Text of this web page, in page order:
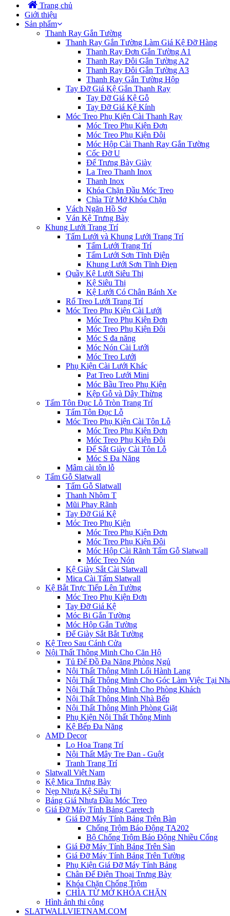
Trang chủ
Giới thiệu
Sản phẩm
Thanh Ray Gắn Tường
Thanh Ray Gắn Tường Làm Giá Kệ Đỡ Hàng
Thanh Ray Đơn Gắn Tường A1
Thanh Ray Đôi Gắn Tường A2
Thanh Ray Đôi Gắn Tường A3
Thanh Ray Gắn Tường Hộp
Tay Đỡ Giá Kệ Gắn Thanh Ray
Tay Đỡ Giá Kệ Gỗ
Tay Đỡ Giá Kệ Kính
Móc Treo Phụ Kiện Cài Thanh Ray
Móc Treo Phụ Kiện Đơn
Móc Treo Phụ Kiện Đôi
Móc Hộp Cài Thanh Ray Gắn Tường
Cốc Đỡ U
Đế Trưng Bày Giày
La Treo Thanh Inox
Thanh Inox
Khóa Chặn Đầu Móc Treo
Chìa Từ Mở Khóa Chặn
Vách Ngăn Hồ Sơ
Ván Kệ Trưng Bày
Khung Lưới Trang Trí
Tấm Lưới và Khung Lưới Trang Trí
Tấm Lưới Trang Trí
Tấm Lưới Sơn Tĩnh Điện
Khung Lưới Sơn Tĩnh Điẹn
Quầy Kệ Lưới Siêu Thị
Kệ Siêu Thị
Kệ Lưới Có Chân Bánh Xe
Rổ Treo Lưới Trang Trí
Móc Treo Phụ Kiện Cài Lưới
Móc Treo Phụ Kiện Đơn
Móc Treo Phụ Kiện Đôi
Móc S đa năng
Móc Nón Cài Lưới
Móc Treo Lưới
Phụ Kiện Cài Lưới Khác
Pat Treo Lưới Mini
Móc Bầu Treo Phụ Kiện
Kệp Gỗ và Dây Thừng
Tấm Tôn Đục Lỗ Tròn Trang Trí
Tấm Tôn Đục Lỗ
Móc Treo Phụ Kiện Cài Tôn Lỗ
Móc Treo Phụ Kiện Đơn
Móc Treo Phụ Kiện Đôi
Đế Sắt Giày Cài Tôn Lỗ
Móc S Đa Năng
Mâm cài tôn lỗ
Tấm Gỗ Slatwall
Tấm Gỗ Slatwall
Thanh Nhôm T
Mũi Phay Rãnh
Tay Đỡ Giá Kệ
Móc Treo Phụ Kiện
Móc Treo Phụ Kiện Đơn
Móc Treo Phụ Kiện Đôi
Móc Hộp Cài Rãnh Tấm Gỗ Slatwall
Móc Treo Nón
Kệ Giày Sắt Cài Slatwall
Mica Cài Tấm Slatwall
Kệ Bắt Trực Tiếp Lên Tường
Móc Treo Phụ Kiện Đơn
Tay Đỡ Giá Kệ
Móc Bi Gắn Tường
Móc Hộp Gắn Tường
Đế Giày Sắt Bắt Tường
Kệ Treo Sau Cánh Cửa
Nội Thất Thông Minh Cho Căn Hộ
Tủ Để Đồ Đa Năng Phòng Ngủ
Nội Thất Thông Minh Lối Hành Lang
Nội Thất Thông Minh Cho Góc Làm Việc Tại
Nội Thất Thông Minh Cho Phòng Khách
Nội Thất Thông Minh Nhà Bếp
Nội Thất Thông Minh Phòng Giặt
Phụ Kiện Nội Thất Thông Minh
Kệ Bếp Đa Năng
AMD Decor
Lọ Hoa Trang Trí
Nội Thất Mây Tre Đan - Guột
Tranh Trang Trí
Slatwall Việt Nam
Kệ Mica Trưng Bày
Nẹp Nhựa Kệ Siêu Thị
Bảng Giá Nhựa Đầu Móc Treo
Giá Đỡ Máy Tính Bảng Caretech
Giá Đỡ Máy Tính Bảng Trên Bàn
Chống Trộm Báo Động TA202
Bộ Chống Trộm Báo Động Nhiều Cổng
Giá Đỡ Máy Tính Bảng Trên Sàn
Giá Đỡ Máy Tính Bảng Trên Tường
Phụ Kiện Giá Đỡ Máy Tính Bảng
Chân Đế Điện Thoại Trưng Bày
Khóa Chặn Chống Trộm
CHÌA TỪ MỞ KHÓA CHẶN
Hình ảnh thi công
SLATWALLVIETNAM.COM